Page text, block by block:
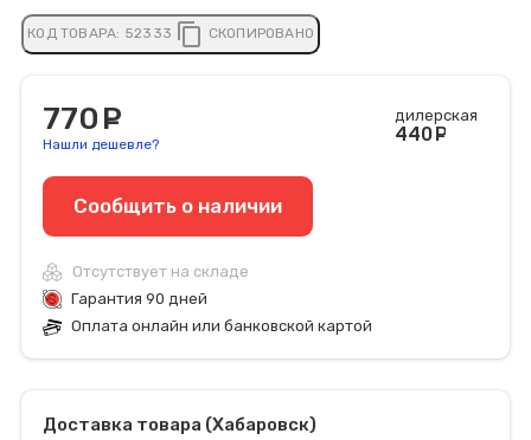
КОД ТОВАРА: 52333 content_copy СКОПИРОВАНО
770
Нашли дешевле?
дилерская
440
Сообщить o наличии
Отсутствует на складе
Гарантия 90 дней
Оплата онлайн или банковской картой
Доставка товара (Хабаровск)